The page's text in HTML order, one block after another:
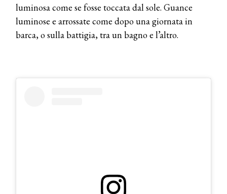
luminosa come se fosse toccata dal sole. Guance
luminose e arrossate come dopo una giornata in
barca, o sulla battigia, tra un bagno e l’altro.